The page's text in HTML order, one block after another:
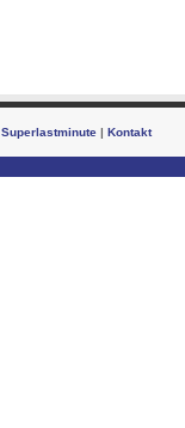
Superlastminute | Kontakt